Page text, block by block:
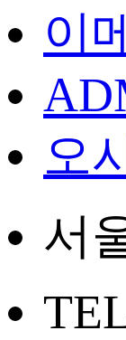
이
오
서